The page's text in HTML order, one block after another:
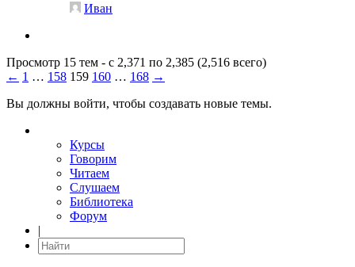
Иван
Просмотр 15 тем - с 2,371 по 2,385 (2,516 всего)
← 1 … 158 159 160 … 168 →
Вы должны войти, чтобы создавать новые темы.
Курсы
Говорим
Читаем
Слушаем
Библиотека
Форум
|